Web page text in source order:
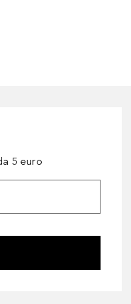
5 euro